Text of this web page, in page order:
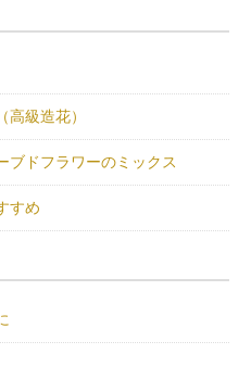
級造花）
ブドフラワーのミックス
すめ